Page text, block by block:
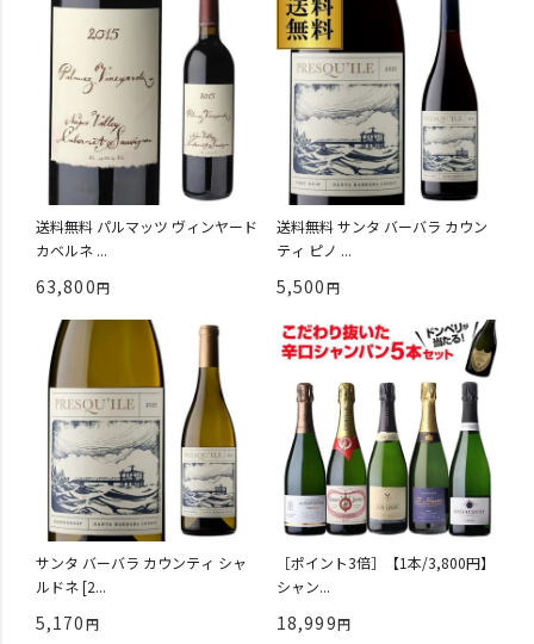
送料無料 パルマッツ ヴィンヤード
カベルネ ...
63,800
送料無料 サンタ バーバラ カウン
ティ ピノ ...
5,500
サンタ バーバラ カウンティ シャ
ルドネ [2...
5,170
［ポイント3倍］【1本/3,800円】
シャン...
18,999